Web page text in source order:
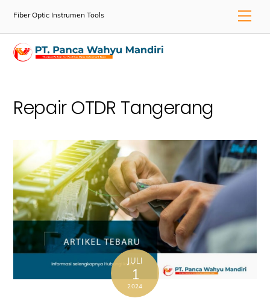
Fiber Optic Instrumen Tools
Repair OTDR Tangerang
JULI
1
2024